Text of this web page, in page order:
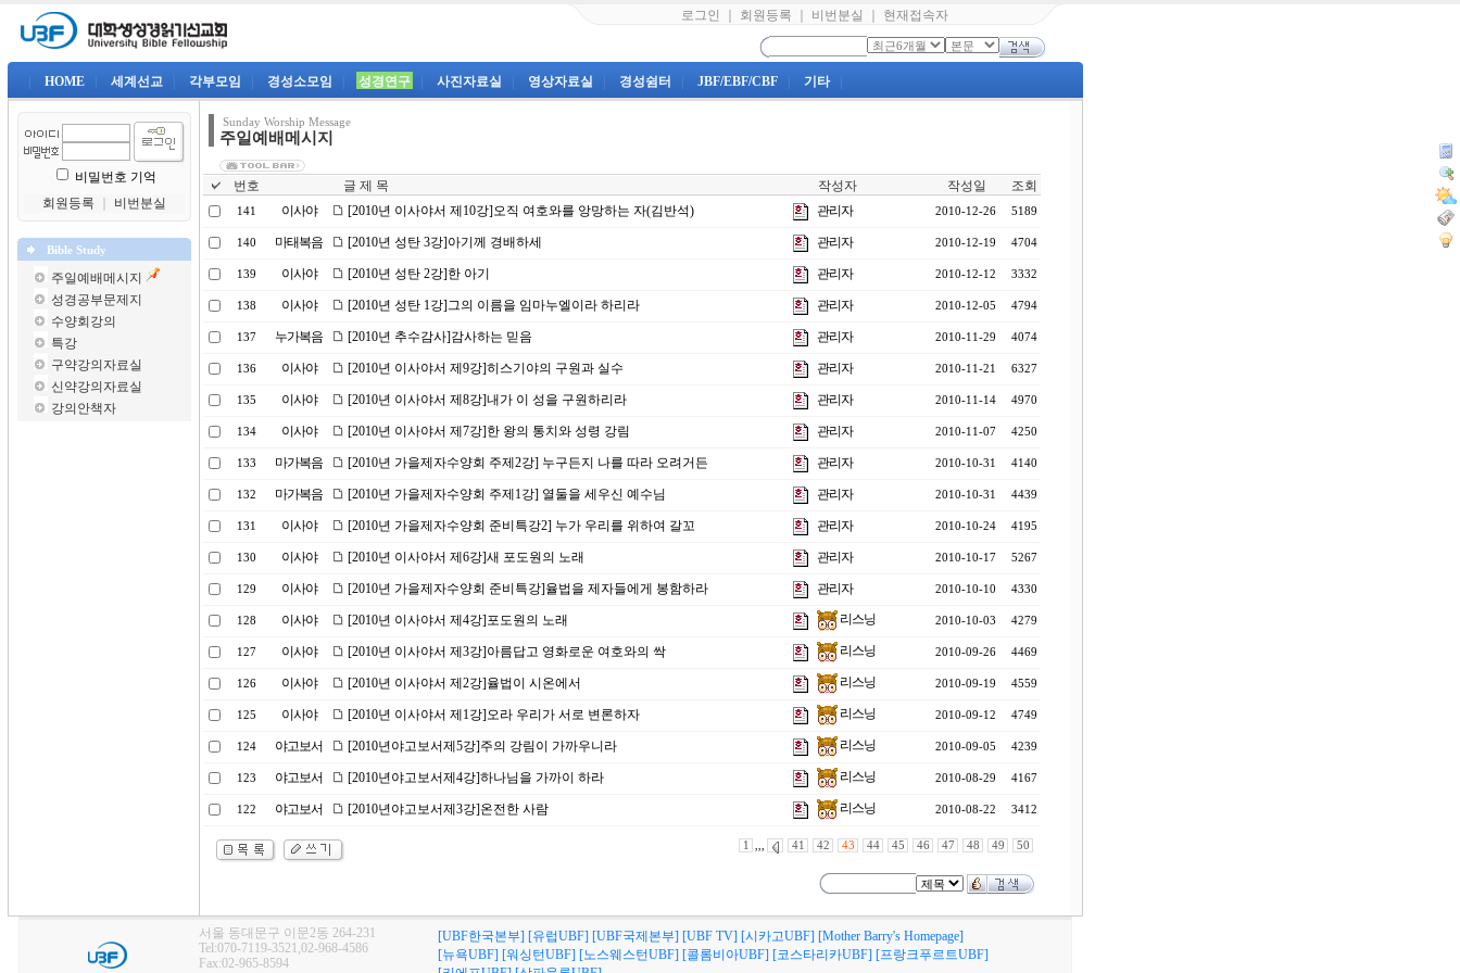
로그인 회원등록 비번분실 현재접속자
HOME 세계선교 각부모임 경성소모임 성경연구 사진자료실 영상자료실 경성쉼터 JBF/EBF/CBF 기타
비밀번호 기억
회원등록
비번분실
Bible Study
주일예배메시지
성경공부문제지
수양회강의
특강
구약강의자료실
신약강의자료실
강의안책자
Sunday Worship Message
주일예배메시지
번호 글 제 목 작성자 작성일 조회
141 이사야 [2010년 이사야서 제10강]오직 여호와를 앙망하는 자(김반석) 관리자 2010-12-26 5189
140 마태복음 [2010년 성탄 3강]아기께 경배하세 관리자 2010-12-19 4704
139 이사야 [2010년 성탄 2강]한 아기 관리자 2010-12-12 3332
138 이사야 [2010년 성탄 1강]그의 이름을 임마누엘이라 하리라 관리자 2010-12-05 4794
137 누가복음 [2010년 추수감사]감사하는 믿음 관리자 2010-11-29 4074
136 이사야 [2010년 이사야서 제9강]히스기야의 구원과 실수 관리자 2010-11-21 6327
135 이사야 [2010년 이사야서 제8강]내가 이 성을 구원하리라 관리자 2010-11-14 4970
134 이사야 [2010년 이사야서 제7강]한 왕의 통치와 성령 강림 관리자 2010-11-07 4250
133 마가복음 [2010년 가을제자수양회 주제2강] 누구든지 나를 따라 오려거든 관리자 2010-10-31 4140
132 마가복음 [2010년 가을제자수양회 주제1강] 열둘을 세우신 예수님 관리자 2010-10-31 4439
131 이사야 [2010년 가을제자수양회 준비특강2] 누가 우리를 위하여 갈꼬 관리자 2010-10-24 4195
130 이사야 [2010년 이사야서 제6강]새 포도원의 노래 관리자 2010-10-17 5267
129 이사야 [2010년 가을제자수양회 준비특강]율법을 제자들에게 봉함하라 관리자 2010-10-10 4330
128 이사야 [2010년 이사야서 제4강]포도원의 노래 리스닝 2010-10-03 4279
127 이사야 [2010년 이사야서 제3강]아름답고 영화로운 여호와의 싹 리스닝 2010-09-26 4469
126 이사야 [2010년 이사야서 제2강]율법이 시온에서 리스닝 2010-09-19 4559
125 이사야 [2010년 이사야서 제1강]오라 우리가 서로 변론하자 리스닝 2010-09-12 4749
124 야고보서 [2010년야고보서제5강]주의 강림이 가까우니라 리스닝 2010-09-05 4239
123 야고보서 [2010년야고보서제4강]하나님을 가까이 하라 리스닝 2010-08-29 4167
122 야고보서 [2010년야고보서제3강]온전한 사람 리스닝 2010-08-22 3412
1 ,,, 41 42 43 44 45 46 47 48 49 50
서울 동대문구 이문2동 264-231
Tel:070-7119-3521,02-968-4586
Fax:02-965-8594
[UBF한국본부] [유럽UBF] [UBF국제본부] [UBF TV] [시카고UBF] [Mother Barry's Homepage]
[뉴욕UBF] [워싱턴UBF] [노스웨스턴UBF] [콜롬비아UBF] [코스타리카UBF] [프랑크푸르트UBF]